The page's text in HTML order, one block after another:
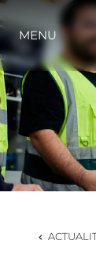
MENU